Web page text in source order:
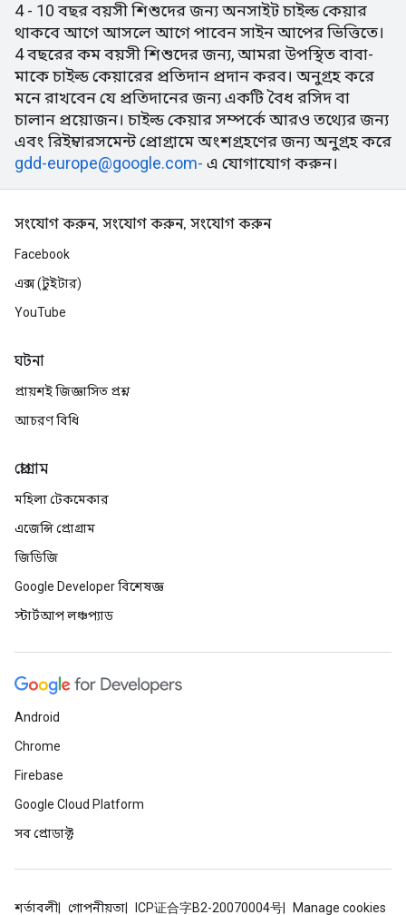
4 - 10 বছর বয়সী শিশুদের জন্য অনসাইট চাইল্ড কেয়ার
থাকবে আগে আসলে আগে পাবেন সাইন আপের ভিত্তিতে।
4 বছরের কম বয়সী শিশুদের জন্য, আমরা উপস্থিত বাবা-
মাকে চাইল্ড কেয়ারের প্রতিদান প্রদান করব। অনুগ্রহ করে
মনে রাখবেন যে প্রতিদানের জন্য একটি বৈধ রসিদ বা
চালান প্রয়োজন। চাইল্ড কেয়ার সম্পর্কে আরও তথ্যের জন্য
এবং রিইম্বারসমেন্ট প্রোগ্রামে অংশগ্রহণের জন্য অনুগ্রহ করে
gdd-europe@google.com- এ যোগাযোগ করুন।
সংযোগ করুন, সংযোগ করুন, সংযোগ করুন
Facebook
এক্স (টুইটার)
YouTube
ঘটনা
প্রায়শই জিজ্ঞাসিত প্রশ্ন
আচরণ বিধি
প্রোগ্রাম
মহিলা টেকমেকার
এজেন্সি প্রোগ্রাম
জিডিজি
Google Developer বিশেষজ্ঞ
স্টার্টআপ লঞ্চপ্যাড
Android
Chrome
Firebase
Google Cloud Platform
সব প্রোডাক্ট
শর্তাবলী গোপনীয়তা ICP证合字B2-20070004号 Manage cookies